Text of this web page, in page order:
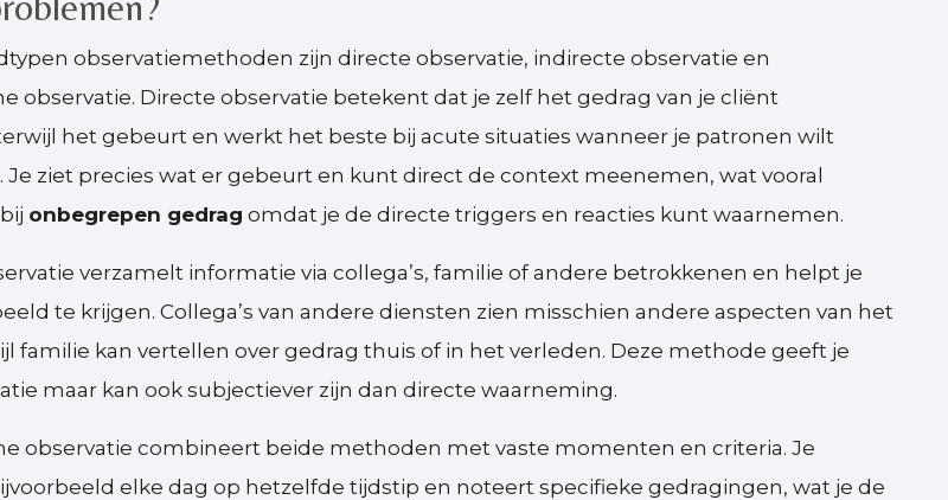
observatiemethoden zijn directe observatie, indirecte observatie en
observatie. Directe observatie betekent dat je zelf het gedrag van je cliënt
het gebeurt en werkt het beste bij acute situaties wanneer je patronen wilt
Je ziet precies wat er gebeurt en kunt direct de context meenemen, wat vooral
onbegrepen gedrag omdat je de directe triggers en reacties kunt waarnemen.
verzamelt informatie via collega’s, familie of andere betrokkenen en helpt je
te krijgen. Collega’s van andere diensten zien misschien andere aspecten van het
familie kan vertellen over gedrag thuis of in het verleden. Deze methode geeft je
maar kan ook subjectiever zijn dan directe waarneming.
observatie combineert beide methoden met vaste momenten en criteria. Je
elke dag op hetzelfde tijdstip en noteert specifieke gedragingen, wat je de